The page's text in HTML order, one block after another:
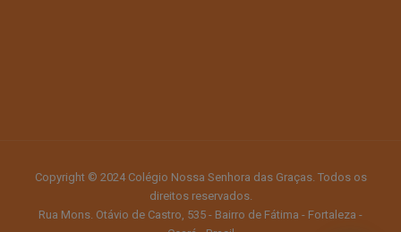
Copyright © 2024 Colégio Nossa Senhora das Graças. Todos os
direitos reservados.
Rua Mons. Otávio de Castro, 535 - Bairro de Fátima - Fortaleza -